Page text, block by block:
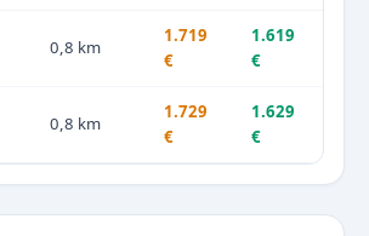
0,8 km
1.719
€
1.619
€
0,8 km
1.729
€
1.629
€